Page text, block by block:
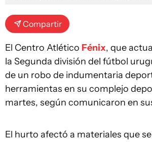
Compartir
El Centro Atlético Fénix, que
la Segunda división del fútbol
de un robo de indumentaria
herramientas en su complejo
martes, según comunicaron en
El hurto afectó a materiales que